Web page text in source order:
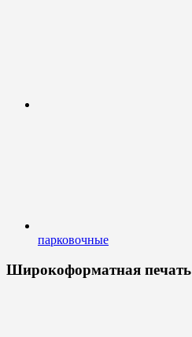
парковочные
Широкоформатная печать